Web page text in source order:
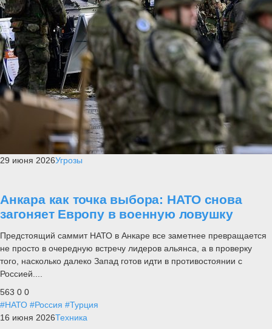
29 июня 2026Угрозы
Анкара как точка выбора: НАТО снова
загоняет Европу в военную ловушку
Предстоящий саммит НАТО в Анкаре все заметнее превращается
не просто в очередную встречу лидеров альянса, а в проверку
того, насколько далеко Запад готов идти в противостоянии с
Россией....
563 0 0
#НАТО #Россия #Турция
16 июня 2026Техника